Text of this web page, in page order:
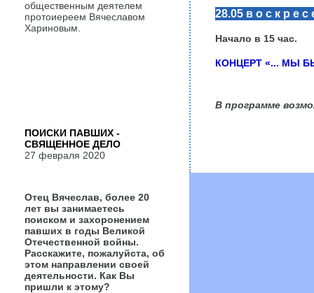
28.05 в о с к р е с
Начало в 15 час.
КОНЦЕРТ «... МЫ
В программе
общественным деятелем
протоиереем Вячеславом
Хариновым.
ПОИСКИ ПАВШИХ -
СВЯЩЕННОЕ ДЕЛО
27 февраля 2020
Отец Вячеслав, более 20
лет вы занимаетесь
поиском и захоронением
павших в годы Великой
Отечественной войны.
Расскажите, пожалуйста, об
этом направлении своей
деятельности. Как Вы
пришли к этому?